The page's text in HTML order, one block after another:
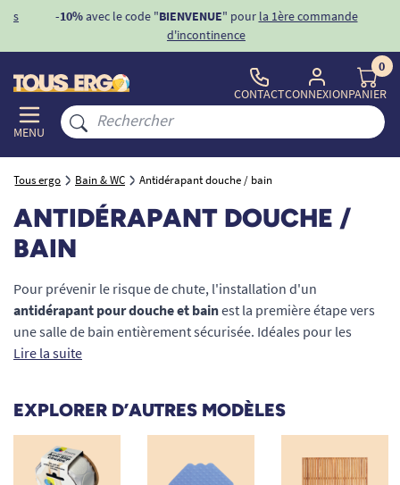
-10%avec le code " BIENVENUE" pourla 1ère commande
d'incontinence
MENU
CONTACTCONNEXION
0
PANIER
Tous ergo Bain & WC Antidérapant douche / bain
ANTIDÉRAPANT DOUCHE /
BAIN
Pour prévenir le risque de chute, l'installation d'un
antidérapant pour douche et bainest la première étape vers
une salle de bain entièrement sécurisée. Idéales pour les
seniors, les personnes à mobilité réduite (PMR) ou en
garantissent une adhérence optimale sur les surfaces
humides. Que vous recherchiez un tapis de bain à ventouses
sécurisant, des bandes adhésives discrètes ou un spray de
traitement innovant, TOUS ERGO a sélectionné des solutions
durables pour vous permettre de retrouver confiance et
Lire la suite
EXPLORER D’AUTRES MODÈLES